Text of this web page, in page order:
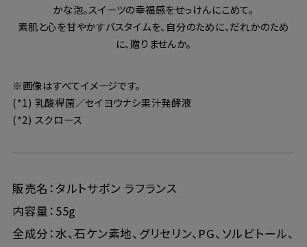
かな泡。スイーツの幸福感をせっけんにこめて。
素肌と心を甘やかすバスタイムを、自分のために、だれかのため
に、贈りませんか。
※画像はすべてイメージです。
(*1) 乳酸桿菌／セイヨウナシ果汁発酵液
(*2) スクロース
販売名：タルトサボン ラフランス
内容量：55g
全成分：水、石ケン素地、グリセリン、PG、ソルビトール、